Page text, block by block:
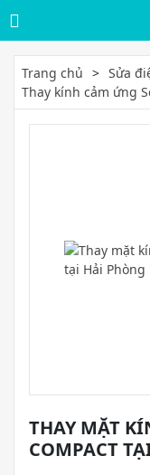
Trang chủ
Sửa
Thay kính cảm ứng
THAY MẶT
COMPACT